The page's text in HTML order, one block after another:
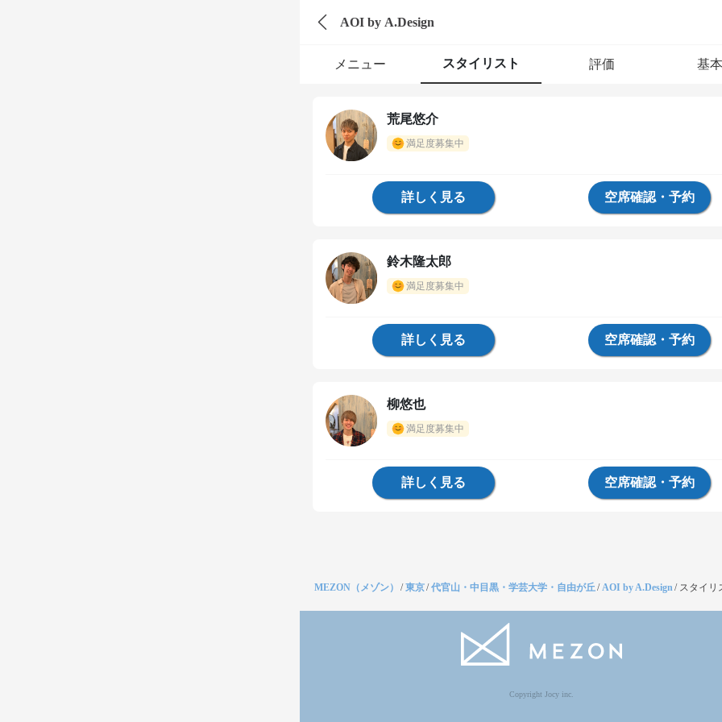
AOI by A.Design
メニュー スタイリスト 評価 基
荒尾悠介
満足度募集中
詳しく見る 空席確認・予約
鈴木隆太郎
満足度募集中
詳しく見る 空席確認・予約
柳悠也
満足度募集中
詳しく見る 空席確認・予約
MEZON（メゾン） /東京/代官山・中目黒・学芸大学・自由が丘/AOI by A.Design/ スタイリ
Copyright Jocy inc.